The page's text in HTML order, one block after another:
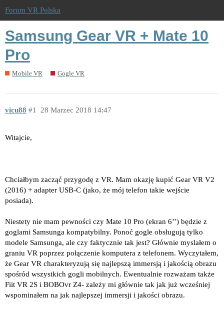
Forum VR Polska
Samsung Gear VR + Mate 10
Pro
Mobile VR Gogle VR
vicu88 28 Marzec 2018 14:47
1
Witajcie,
Chciałbym zacząć przygodę z VR. Mam okazję kupić Gear VR V2
(2016) + adapter USB-C (jako, że mój telefon takie wejście
posiada).
Niestety nie mam pewności czy Mate 10 Pro (ekran 6’’) będzie z
goglami Samsunga kompatybilny. Ponoć gogle obsługują tylko
modele Samsunga, ale czy faktycznie tak jest? Głównie myslałem o
graniu VR poprzez połączenie komputera z telefonem. Wyczytałem,
że Gear VR charakteryzują się najlepszą immersją i jakością obrazu
spośród wszystkich gogli mobilnych. Ewentualnie rozważam także
Fiit VR 2S i BOBOvr Z4- zależy mi głównie tak jak już wcześniej
wspominałem na jak najlepszej immersji i jakości obrazu.